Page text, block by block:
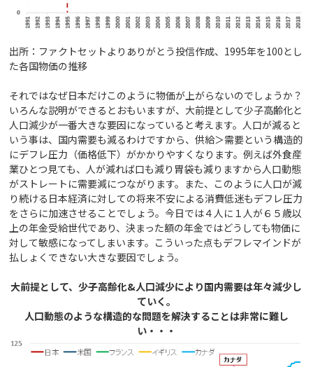
出所：ファクトセットよりありがとう投信作成、1995年を100とし
た各国物価の推移
それではなぜ日本だけこのように物価が上がらないのでしょうか？
いろんな説明ができるとおもいますが、大前提として少子高齢化と
人口減少が一番大きな要因になっていると考えます。人口が減ると
いう事は、国内需要も減るわけですから、供給＞需要という構造的
にデフレ圧力（価格低下）がかかりやすくなります。例えば外食産
業ひとつ見ても、人が減れば口も減り胃袋も減りますから人口動態
がストレートに需要減につながります。また、このように人口が減
り続ける日本経済に対しての将来不安による消費低迷もデフレ圧力
をさらに加速させることでしょう。今日では４人に１人が６５歳以
上の年金受給世代であり、決まった額の年金ではどうしても物価に
対して敏感になってしまいます。こういった点もデフレマインドが
払しょくできない大きな要因でしょう。
大前提として、少子高齢化&人口減少により国内需要は年々減少し
ていく。
人口動態のような構造的な問題を解決することは非常に難し
い・・・